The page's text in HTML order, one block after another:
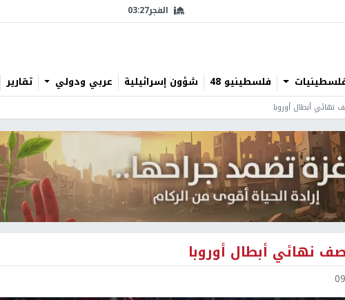
الفجر03:27
فلسطينيو 48 شؤون إسرائيلية عربي ودولي تقارير
نهائي أبطال أوروبا
نهائي أبطال أوروبا